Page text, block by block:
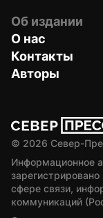
Об издании
О нас
Контакты
Авторы
© 2026 Север-
Информационное
сфере связи,
коммуникаций